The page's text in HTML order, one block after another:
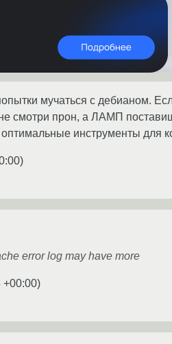
мучаться с дебианом.
смотри прон, а ЛАМП
инструменты для
)
error log may have more
+00:00)